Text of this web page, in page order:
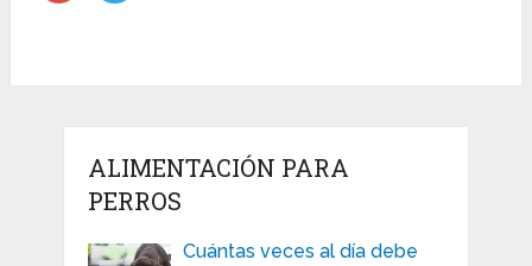
ALIMENTACIÓN PARA
PERROS
Cuántas veces al día debe